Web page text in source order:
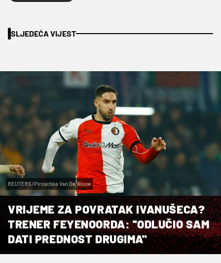
SLJEDEĆA VIJEST
REUTERS/Piroschka Van De Wouw
VRIJEME ZA POVRATAK IVANUŠECA?
TRENER FEYENOORDA: ''ODLUČIO SAM
DATI PREDNOST DRUGIMA''